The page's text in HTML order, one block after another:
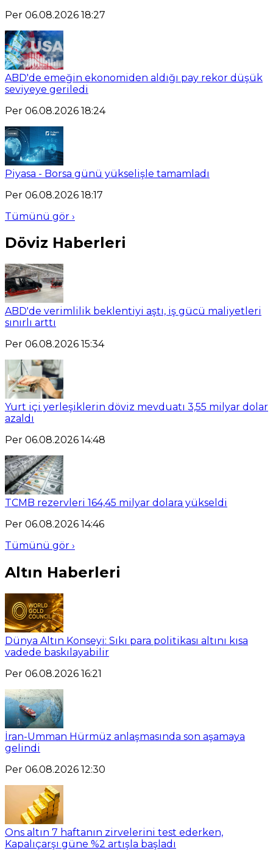
Per 06.08.2026 18:27
ABD'de emeğin ekonomiden aldığı pay rekor düşük
seviyeye geriledi
Per 06.08.2026 18:24
Piyasa - Borsa günü yükselişle tamamladı
Per 06.08.2026 18:17
Tümünü gör ›
Döviz Haberleri
ABD'de verimlilik beklentiyi aştı, iş gücü maliyetleri
sınırlı arttı
Per 06.08.2026 15:34
Yurt içi yerleşiklerin döviz mevduatı 3,55 milyar dolar
azaldı
Per 06.08.2026 14:48
TCMB rezervleri 164,45 milyar dolara yükseldi
Per 06.08.2026 14:46
Tümünü gör ›
Altın Haberleri
Dünya Altın Konseyi: Sıkı para politikası altını kısa
vadede baskılayabilir
Per 06.08.2026 16:21
İran-Umman Hürmüz anlaşmasında son aşamaya
gelindi
Per 06.08.2026 12:30
Ons altın 7 haftanın zirvelerini test ederken,
Kapalıçarşı güne %2 artışla başladı